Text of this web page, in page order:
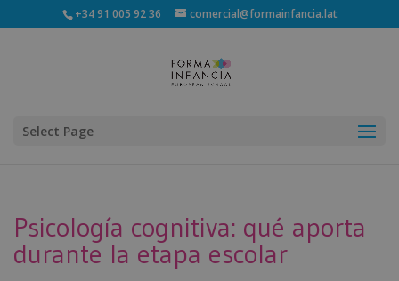
+34 91 005 92 36 comercial@formainfancia.lat
Select Page
Psicología cognitiva: qué aporta
durante la etapa escolar